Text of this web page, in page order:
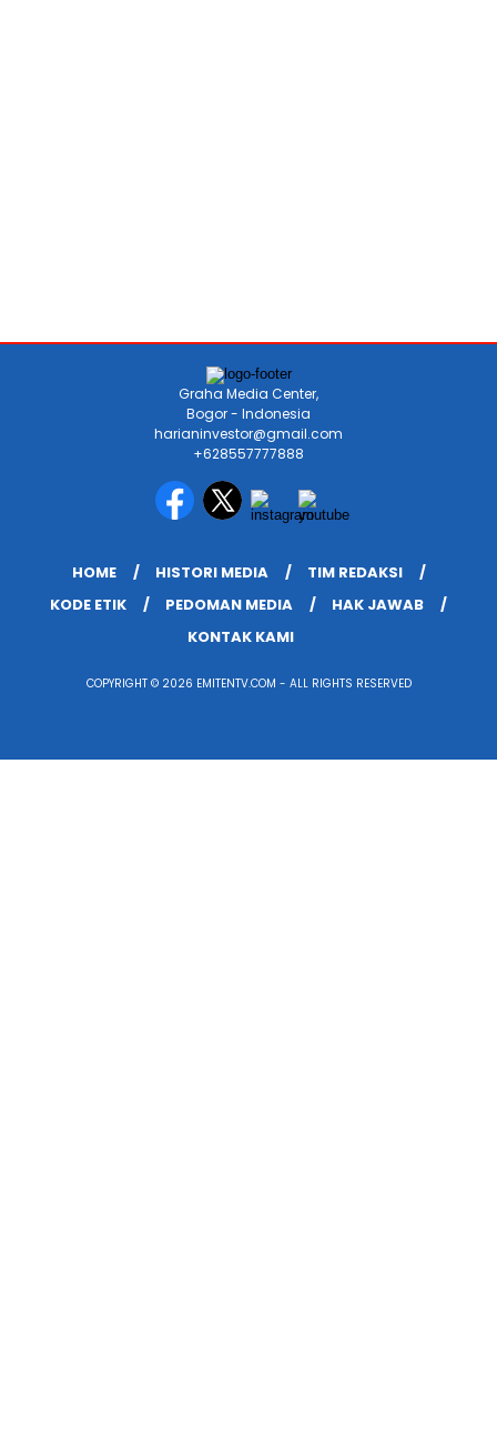
Graha Media Center,
Bogor - Indonesia
harianinvestor@gmail.com
+628557777888
HOME HISTORI MEDIA
TIM REDAKSI
KODE ETIK
PEDOMAN MEDIA
HAK JAWAB
KONTAK KAMI
COPYRIGHT © 2026 EMITENTV.COM - ALL RIGHTS RESERVED